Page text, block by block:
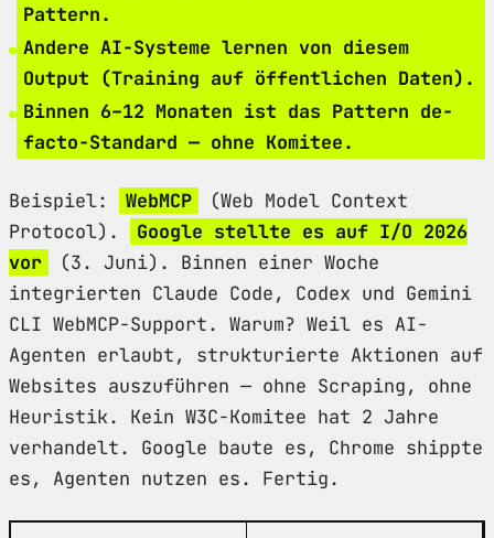
Pattern.
Andere AI-Systeme lernen von diesem
Output (Training auf öffentlichen Daten).
Binnen 6–12 Monaten ist das Pattern de-
facto-Standard — ohne Komitee.
Beispiel: WebMCP
(Web Model Context
Protocol).
Google stellte es auf I/O 2026
vor
(3. Juni). Binnen einer Woche
integrierten Claude Code, Codex und Gemini
CLI WebMCP-Support. Warum? Weil es AI-
Agenten erlaubt, strukturierte Aktionen auf
Websites auszuführen — ohne Scraping, ohne
Heuristik. Kein W3C-Komitee hat 2 Jahre
verhandelt. Google baute es, Chrome shippte
es, Agenten nutzen es. Fertig.